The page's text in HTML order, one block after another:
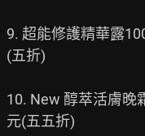
9. 超能修護精華露
(五折)
10. New 醇萃活膚晚
元(五五折)